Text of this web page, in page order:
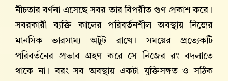
নীচতার বর্ণনা এসেছে সবর তার বিপরীত গুণ প্রকাশ করে।
সবরকারী ব্যক্তি কালের পরিবর্তনশীল অবস্থায় নিজের
মানসিক ভারসাম্য অটুট রাখে। সময়ের প্রত্যেকটি
পরিবর্তনের প্রভাব গ্রহণ করে সে নিজের রং বদলাতে
থাকে না। বরং সব অবস্থায় একটা যুক্তিসঙ্গত ও সঠিক